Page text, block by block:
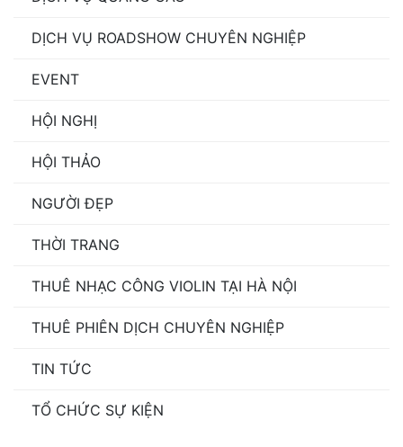
DỊCH VỤ ROADSHOW CHUYÊN NGHIỆP
EVENT
HỘI NGHỊ
HỘI THẢO
NGƯỜI ĐẸP
THỜI TRANG
THUÊ NHẠC CÔNG VIOLIN TẠI HÀ NỘI
THUÊ PHIÊN DỊCH CHUYÊN NGHIỆP
TIN TỨC
TỔ CHỨC SỰ KIỆN